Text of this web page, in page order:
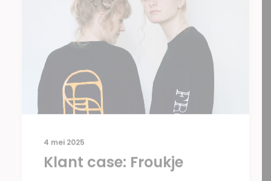
4 mei 2025
Klant case: Froukje